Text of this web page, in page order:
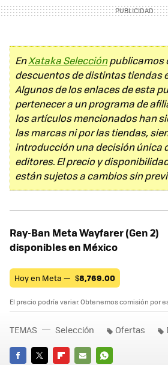
EnXataka Selecciónpublicamos
descuentos de distintas tiendas
Algunos de los enlaces de esta
pertenecer a un programa de
los artículos mencionados han
las marcas ni por las tiendas,
introducción una decisión única
editores. El precio y
están sujetos a cambios sin
Ray-Ban Meta Wayfarer (Gen 2)
disponibles en México
Hoy en Meta — $8,769.00
El precio podría variar. Obtenemos comisión por
TEMAS Selección Ofertas